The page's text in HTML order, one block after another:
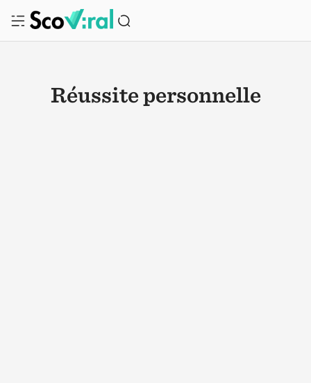
Réussite personnelle